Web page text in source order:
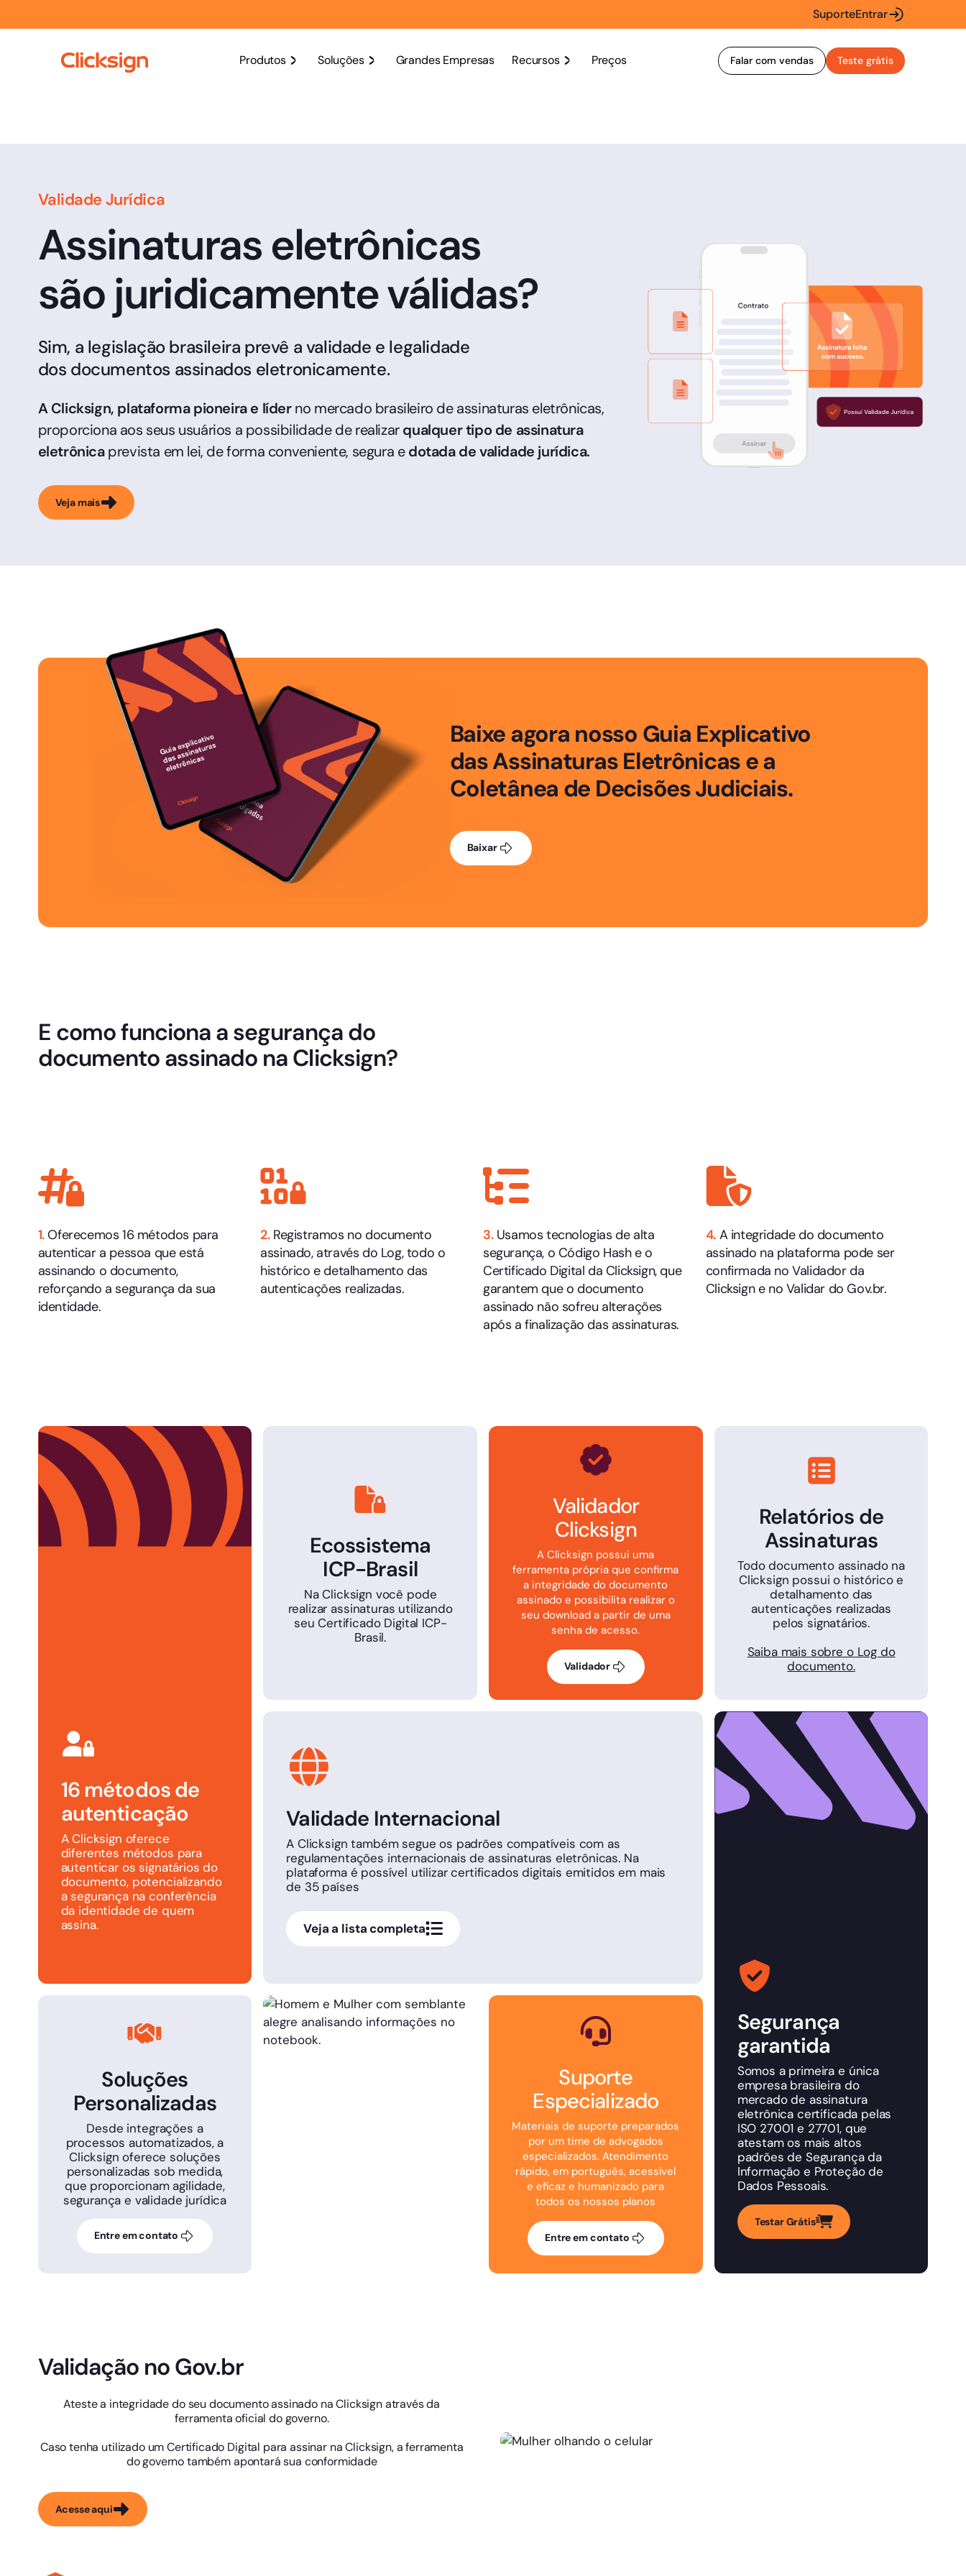
SuporteEntrar
Produtos Soluções Grandes Empresas Recursos Preços Falar com vendas Teste grátis
Validade Jurídica
Assinaturas eletrônicas
são juridicamente válidas?
Sim, a legislação brasileira prevê a validade e legalidade
dos documentos assinados eletronicamente.
A Clicksign, plataforma pioneira e líderno mercado brasileiro de assinaturas eletrônicas,
proporciona aos seus usuários a possibilidade de realizarqualquer tipo de assinatura
eletrônicaprevista em lei, de forma conveniente, segura edotada de validade jurídica.
Veja mais
Baixe agora nosso Guia Explicativo
das Assinaturas Eletrônicas e a
Coletânea de Decisões Judiciais.
Baixar
E como funciona a segurança do
documento assinado na Clicksign?
1.Oferecemos 16 métodos para
autenticar a pessoa que está
assinando o documento,
reforçando a segurança da sua
identidade.
2.Registramos no documento
assinado, através do Log, todo o
histórico e detalhamento das
autenticações realizadas.
3.Usamos tecnologias de alta
segurança, o Código Hash e o
Certificado Digital da Clicksign, que
garantem que o documento
assinado não sofreu alterações
após a finalização das assinaturas.
4.A integridade do documento
assinado na plataforma pode ser
confirmada no Validador da
Clicksign e no Validar do Gov.br.
16 métodos de
autenticação
A Clicksign oferece
diferentes métodos para
autenticar os signatários do
documento, potencializando
a segurança na conferência
da identidade de quem
assina.
Ecossistema
ICP-Brasil
Na Clicksign você pode
realizar assinaturas utilizando
seu Certificado Digital ICP-
Brasil.
Validador
Clicksign
A Clicksign possui uma
ferramenta própria que confirma
a integridade do documento
assinado e possibilita realizar o
seu download a partir de uma
senha de acesso.
Validador
Relatórios de
Assinaturas
Todo documento assinado na
Clicksign possui o histórico e
detalhamento das
autenticações realizadas
pelos signatários.
Saiba mais sobre o Log do
documento.
Validade Internacional
A Clicksign também segue os padrões compatíveis com as
regulamentações internacionais de assinaturas eletrônicas. Na
plataforma é possível utilizar certificados digitais emitidos em mais
de 35 países
Veja a lista completa
Segurança
garantida
Somos a primeira e única
empresa brasileira do
mercado de assinatura
eletrônica certificada pelas
ISO 27001 e 27701, que
atestam os mais altos
padrões de Segurança da
Informação e Proteção de
Dados Pessoais.
Testar Grátis
Soluções
Personalizadas
Desde integrações a
processos automatizados, a
Clicksign oferece soluções
personalizadas sob medida,
que proporcionam agilidade,
segurança e validade jurídica
Entre em contato
Suporte
Especializado
Materiais de suporte preparados
por um time de advogados
especializados. Atendimento
rápido, em português, acessível
e eficaz e humanizado para
todos os nossos planos
Entre em contato
Validação no Gov.br
Ateste a integridade do seu documento assinado na Clicksign através da
ferramenta oficial do governo.
Caso tenha utilizado um Certificado Digital para assinar na Clicksign, a ferramenta
do governo também apontará sua conformidade
Acesse aqui